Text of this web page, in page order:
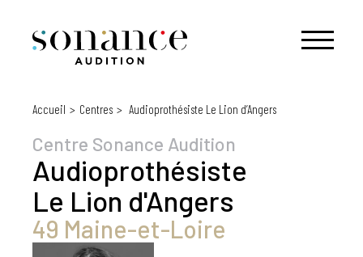
Accueil Centres Audioprothésiste Le Lion d’Angers
Centre Sonance Audition
Audioprothésiste
Le Lion d'Angers
49 Maine-et-Loire